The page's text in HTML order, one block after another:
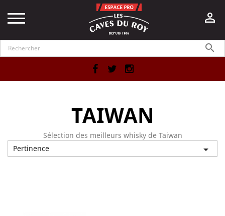


Facebook
TAIWAN
Sélection des meilleurs whisky de Taiwan
Pertinence
